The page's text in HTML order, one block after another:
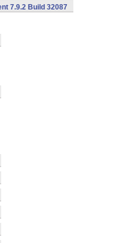
7.9.2 Build 32087